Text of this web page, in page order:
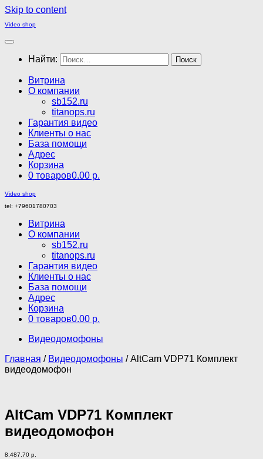
Skip to content
Video shop
Найти:
Витрина
О компании
sb152.ru
titanops.ru
Гарантия видео
Клиенты о нас
База помощи
Адрес
Корзина
0 товаров0.00 р.
Video shop
tel: +79601780703
Витрина
О компании
sb152.ru
titanops.ru
Гарантия видео
Клиенты о нас
База помощи
Адрес
Корзина
0 товаров0.00 р.
Видеодомофоны
Главная / Видеодомофоны / AltCam VDP71 Комплект
видеодомофон
AltCam VDP71 Комплект
видеодомофон
8,487.70 р.